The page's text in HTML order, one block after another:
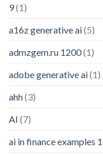
9(1)
a16z generative ai(5)
admzgem.ru 1200(1)
adobe generative ai(1)
ahh(3)
AI (7)
ai in finance examples 1